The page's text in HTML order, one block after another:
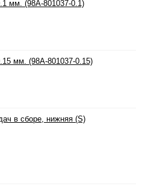
мм. (98A-801037-0.1)
мм. (98A-801037-0.15)
в сборе, нижняя (S)